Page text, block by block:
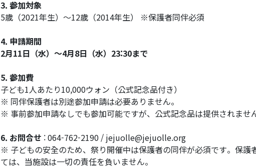
3. 参加対象
5歳（2021年生）〜12歳（2014年生） ※保護者同伴必須
4. 申請期間
2月11日（水）～4月8日（水）23:30まで
5. 参加費
子ども1人あたり10,000ウォン（公式記念品付き）
※ 同伴保護者は別途参加申請は必要ありません。
※ 事前参加申請なしでも参加可能ですが、公式記念品は提供されませ
6. お問合せ : 064-762-2190 / jejuolle@jejuolle.org
※ 子どもの安全のため、祭り開催中は保護者の同伴が必須です。保護
ては、当施設は一切の責任を負いません。